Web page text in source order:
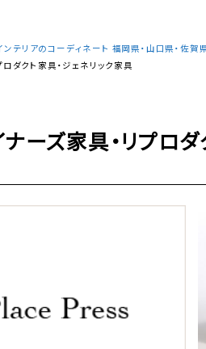
テリアのコーディネート 福岡県・山口県・佐賀
ダクト家具・ジェネリック家具
ーズ家具・リプロ